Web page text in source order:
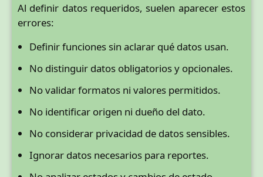
Al definir datos requeridos, suelen aparecer estos
errores:
Definir funciones sin aclarar qué datos usan.
No distinguir datos obligatorios y opcionales.
No validar formatos ni valores permitidos.
No identificar origen ni dueño del dato.
No considerar privacidad de datos sensibles.
Ignorar datos necesarios para reportes.